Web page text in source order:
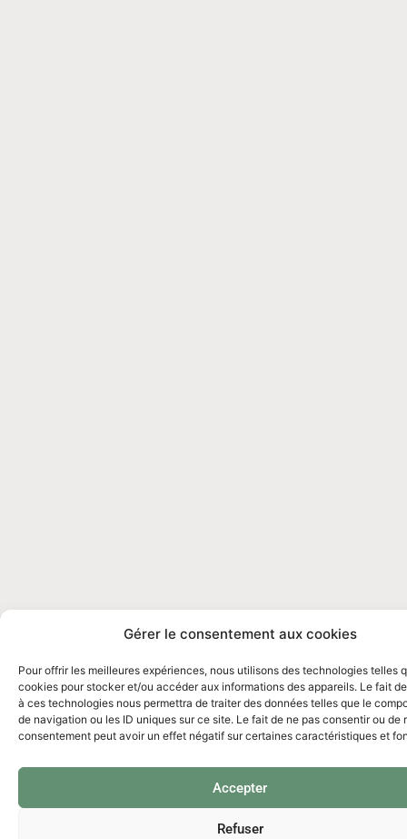
Gérer le consentement aux cookies
Pour offrir les meilleures expériences, nous utilisons des technologies telles
cookies pour stocker et/ou accéder aux informations des appareils. Le fait
à ces technologies nous permettra de traiter des données telles que le
de navigation ou les ID uniques sur ce site. Le fait de ne pas consentir ou de
consentement peut avoir un effet négatif sur certaines caractéristiques et
Accepter
Refuser